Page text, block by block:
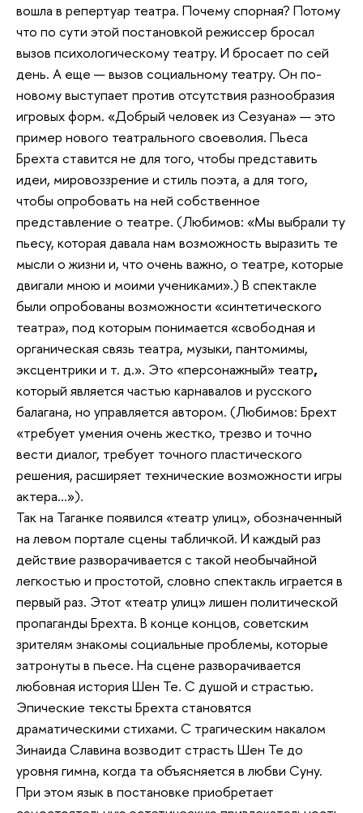
вошла в репертуар театра. Почему спорная? Потому
что по сути этой постановкой режиссер бросал
вызов психологическому театру. И бросает по сей
день. А еще — вызов социальному театру. Он по-
новому выступает против отсутствия разнообразия
игровых форм. «Добрый человек из Сезуана» — это
пример нового театрального своеволия. Пьеса
Брехта ставится не для того, чтобы представить
идеи, мировоззрение и стиль поэта, а для того,
чтобы опробовать на ней собственное
представление о театре. (Любимов: «Мы выбрали ту
пьесу, которая давала нам возможность выразить те
мысли о жизни и, что очень важно, о театре, которые
двигали мною и моими учениками».) В спектакле
были опробованы возможности «синтетического
театра», под которым понимается «свободная и
органическая связь театра, музыки, пантомимы,
эксцентрики и т. д.». Это «персонажный» театр,
который является частью карнавалов и русского
балагана, но управляется автором. (Любимов: Брехт
«требует умения очень жестко, трезво и точно
вести диалог, требует точного пластического
решения, расширяет технические возможности игры
актера...»).
Так на Таганке появился «театр улиц», обозначенный
на левом портале сцены табличкой. И каждый раз
действие разворачивается с такой необычайной
легкостью и простотой, словно спектакль играется в
первый раз. Этот «театр улиц» лишен политической
пропаганды Брехта. В конце концов, советским
зрителям знакомы социальные проблемы, которые
затронуты в пьесе. На сцене разворачивается
любовная история Шен Те. С душой и страстью.
Эпические тексты Брехта становятся
драматическими стихами. С трагическим накалом
Зинаида Славина возводит страсть Шен Те до
уровня гимна, когда та объясняется в любви Суну.
При этом язык в постановке приобретает